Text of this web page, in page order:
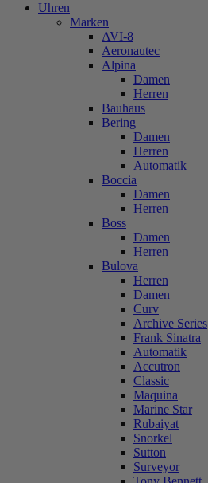
Uhren
Marken
AVI-8
Aeronautec
Alpina
Damen
Herren
Bauhaus
Bering
Damen
Herren
Automatik
Boccia
Damen
Herren
Boss
Damen
Herren
Bulova
Herren
Damen
Curv
Archive Series
Frank Sinatra
Automatik
Accutron
Classic
Maquina
Marine Star
Rubaiyat
Snorkel
Sutton
Surveyor